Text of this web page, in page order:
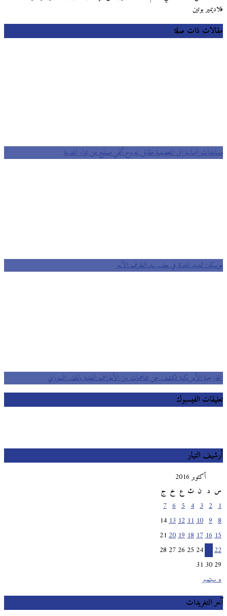
فلاديمير بوتين
مقالات ذات صلة
مساعدات إنسانية إلى المعضمية مقابل خروج ألفي مسلح من ثوار المدينة
موسكو: تمديد الهدنة في حلب بيد الطرف الآخر
الخارجية الأمريكية تكشف عن تفاهمات بين الأطراف المعنية بالملف السوري
تعليقات الفيسبوك
أرشيف التيار
أكتوبر 2016
س
ث خ ج
« سبتمبر
10
11
12
13
14
15
16
17
18
19
20
21
22
23
24
25
26
27
28
29
30
31
آخر التغريدات